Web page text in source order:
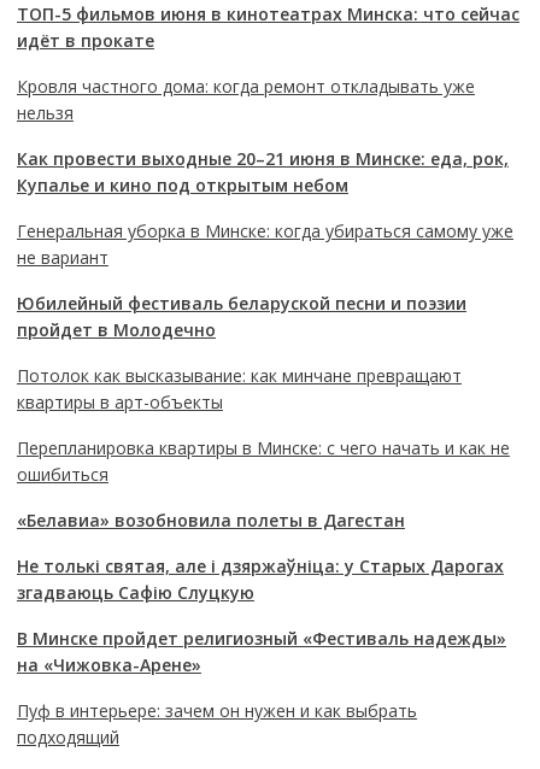
ТОП-5 фильмов июня в кинотеатрах Минска: что сейчас
идёт в прокате
Кровля частного дома: когда ремонт откладывать уже
нельзя
Как провести выходные 20–21 июня в Минске: еда, рок,
Купалье и кино под открытым небом
Генеральная уборка в Минске: когда убираться самому уже
не вариант
Юбилейный фестиваль беларуской песни и поэзии
пройдет в Молодечно
Потолок как высказывание: как минчане превращают
квартиры в арт-объекты
Перепланировка квартиры в Минске: с чего начать и как не
ошибиться
«Белавиа» возобновила полеты в Дагестан
Не толькі святая, але і дзяржаўніца: у Старых Дарогах
згадваюць Сафію Слуцкую
В Минске пройдет религиозный «Фестиваль надежды»
на «Чижовка-Арене»
Пуф в интерьере: зачем он нужен и как выбрать
подходящий